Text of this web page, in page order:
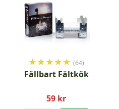
★★★★★ (64)
Fällbart Fältkök
59 kr